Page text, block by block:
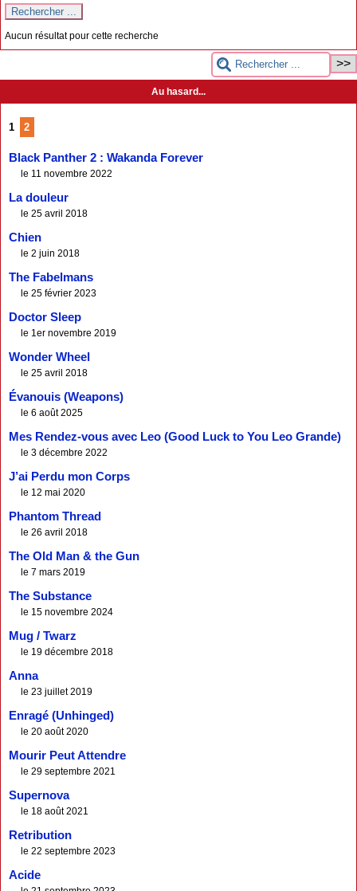
Aucun résultat pour cette recherche
Au hasard...
1 2
Black Panther 2 : Wakanda Forever
le 11 novembre 2022
La douleur
le 25 avril 2018
Chien
le 2 juin 2018
The Fabelmans
le 25 février 2023
Doctor Sleep
le 1er novembre 2019
Wonder Wheel
le 25 avril 2018
Évanouis (Weapons)
le 6 août 2025
Mes Rendez-vous avec Leo (Good Luck to You Leo Grande)
le 3 décembre 2022
J’ai Perdu mon Corps
le 12 mai 2020
Phantom Thread
le 26 avril 2018
The Old Man & the Gun
le 7 mars 2019
The Substance
le 15 novembre 2024
Mug / Twarz
le 19 décembre 2018
Anna
le 23 juillet 2019
Enragé (Unhinged)
le 20 août 2020
Mourir Peut Attendre
le 29 septembre 2021
Supernova
le 18 août 2021
Retribution
le 22 septembre 2023
Acide